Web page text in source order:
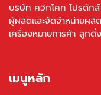
บริษัท ควิกโคท โปรดัก
ผู้ผลิตและจัดจำหน่ายผลิ
เครื่องหมายการค้า ลูกดิ่
เมนูหลัก